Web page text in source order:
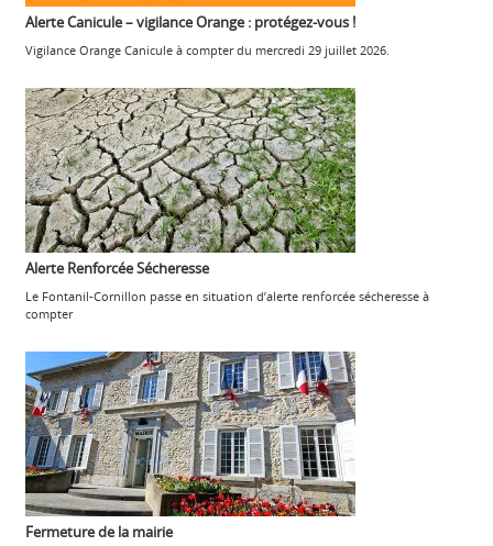
Alerte Canicule – vigilance Orange : protégez-vous !
Vigilance Orange Canicule à compter du mercredi 29 juillet 2026.
Alerte Renforcée Sécheresse
Le Fontanil-Cornillon passe en situation d’alerte renforcée sécheresse à
compter
Fermeture de la mairie